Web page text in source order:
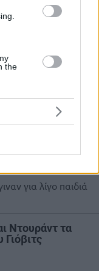
the
και
της Εθνικής
& Μπίλι
για λίγο παιδιά
Ντουράντ τα
Γιόβιτς